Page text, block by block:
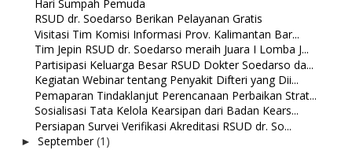
Hari Sumpah Pemuda
RSUD dr. Soedarso Berikan Pelayanan Gratis
Visitasi Tim Komisi Informasi Prov. Kalimantan Bar...
Tim Jepin RSUD dr. Soedarso meraih Juara I Lomba J...
Partisipasi Keluarga Besar RSUD Dokter Soedarso da...
Kegiatan Webinar tentang Penyakit Difteri yang Dii...
Pemaparan Tindaklanjut Perencanaan Perbaikan Strat...
Sosialisasi Tata Kelola Kearsipan dari Badan Kears...
Persiapan Survei Verifikasi Akreditasi RSUD dr. So...
► September(1)